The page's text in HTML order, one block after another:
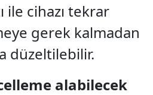
ile cihazı tekrar
gerek kalmadan
düzeltilebilir.
alabilecek